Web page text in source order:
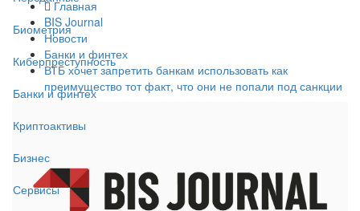
Биометрия
Киберпреступность
Банки и финтех
Криптоактивы
Бизнес
Сервисы
Главная
BIS Journal
Новости
Банки и финтех
ВТБ хочет запретить банкам использовать как
преимущество тот факт, что они не попали под санкции